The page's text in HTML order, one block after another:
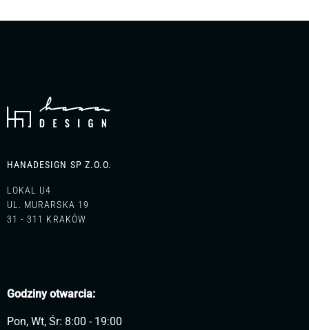
HANADESIGN SP Z.O.O.
LOKAL U4
UL. MURARSKA 19
31 - 311 KRAKÓW
Godziny otwarcia:
Pon, Wt, Śr: 8:00 - 19:00